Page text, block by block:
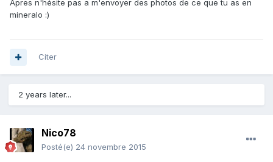
Apres n'hésite pas a m'envoyer des photos de ce que tu as en
mineralo :)
Citer
2 years later...
Nico78
Posté(e) 24 novembre 2015